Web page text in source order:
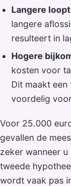
Langere
langere
resulteert in
Hogere
kosten voor
Dit maakt
voordelig
Voor 25.000
gevallen de
zeker wanneer
tweede
wordt vaak pas